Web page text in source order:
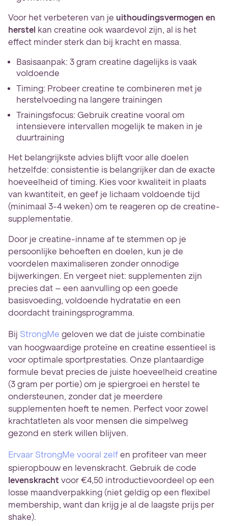
Voor het verbeteren van je uithoudingsvermogen en
herstel kan creatine ook waardevol zijn, al is het
effect minder sterk dan bij kracht en massa.
Basisaanpak: 3 gram creatine dagelijks is vaak
voldoende
Timing: Probeer creatine te combineren met je
herstelvoeding na langere trainingen
Trainingsfocus: Gebruik creatine vooral om
intensievere intervallen mogelijk te maken in je
duurtraining
Het belangrijkste advies blijft voor alle doelen
hetzelfde: consistentie is belangrijker dan de exacte
hoeveelheid of timing. Kies voor kwaliteit in plaats
van kwantiteit, en geef je lichaam voldoende tijd
(minimaal 3-4 weken) om te reageren op de creatine-
supplementatie.
Door je creatine-inname af te stemmen op je
persoonlijke behoeften en doelen, kun je de
voordelen maximaliseren zonder onnodige
bijwerkingen. En vergeet niet: supplementen zijn
precies dat – een aanvulling op een goede
basisvoeding, voldoende hydratatie en een
doordacht trainingsprogramma.
Bij StrongMe geloven we dat de juiste combinatie
van hoogwaardige proteïne en creatine essentieel is
voor optimale sportprestaties. Onze plantaardige
formule bevat precies de juiste hoeveelheid creatine
(3 gram per portie) om je spiergroei en herstel te
ondersteunen, zonder dat je meerdere
supplementen hoeft te nemen. Perfect voor zowel
krachtatleten als voor mensen die simpelweg
gezond en sterk willen blijven.
Ervaar StrongMe vooral zelf en profiteer van meer
spieropbouw en levenskracht. Gebruik de code
levenskracht voor €4,50 introductievoordeel op een
losse maandverpakking (niet geldig op een flexibel
membership, want dan krijg je al de laagste prijs per
shake).